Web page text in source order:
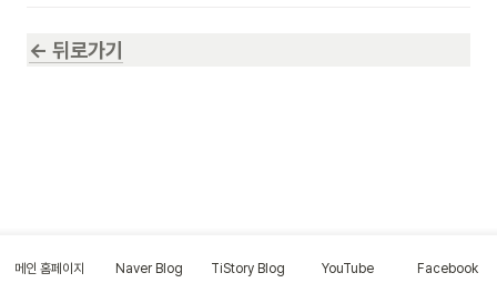
← 뒤로가기
메인 홈페이지 Naver Blog TiStory Blog YouTube Facebook